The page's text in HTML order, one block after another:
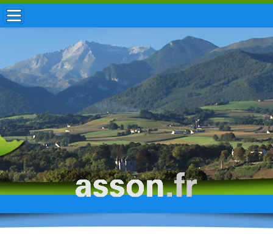
ACCUEIL / INFOS
MUNICIPALITÉ
VIE LOCALE
ENFANCE
TOURISME
HISTOIRE